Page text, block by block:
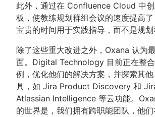
此外，通过在 Confluence Cloud 中
板，使教练规划群组会议的速度提高
宝贵的时间用于实践指导，而不是规划
除了这些重大改进之外，Oxana 认为
面。Digital Technology 目前正在整
例，优化他们的解决方案，并探索其
具，如 Jira Product Discovery 和
Atlassian Intelligence 等云功能。
的世界是，我们拥有跨职能团队，他